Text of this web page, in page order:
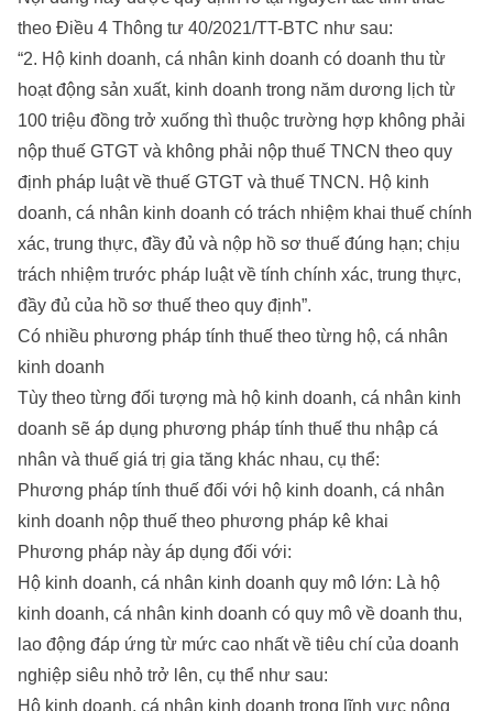
theo Điều 4 Thông tư 40/2021/TT-BTC như sau:
“2. Hộ kinh doanh, cá nhân kinh doanh có doanh thu từ
hoạt động sản xuất, kinh doanh trong năm dương lịch từ
100 triệu đồng trở xuống thì thuộc trường hợp không phải
nộp thuế GTGT và không phải nộp thuế TNCN theo quy
định pháp luật về thuế GTGT và thuế TNCN. Hộ kinh
doanh, cá nhân kinh doanh có trách nhiệm khai thuế chính
xác, trung thực, đầy đủ và nộp hồ sơ thuế đúng hạn; chịu
trách nhiệm trước pháp luật về tính chính xác, trung thực,
đầy đủ của hồ sơ thuế theo quy định”.
Có nhiều phương pháp tính thuế theo từng hộ, cá nhân
kinh doanh
Tùy theo từng đối tượng mà hộ kinh doanh, cá nhân kinh
doanh sẽ áp dụng phương pháp tính thuế thu nhập cá
nhân và thuế giá trị gia tăng khác nhau, cụ thể:
Phương pháp tính thuế đối với hộ kinh doanh, cá nhân
kinh doanh nộp thuế theo phương pháp kê khai
Phương pháp này áp dụng đối với:
Hộ kinh doanh, cá nhân kinh doanh quy mô lớn: Là hộ
kinh doanh, cá nhân kinh doanh có quy mô về doanh thu,
lao động đáp ứng từ mức cao nhất về tiêu chí của doanh
nghiệp siêu nhỏ trở lên, cụ thể như sau:
Hộ kinh doanh, cá nhân kinh doanh trong lĩnh vực nông